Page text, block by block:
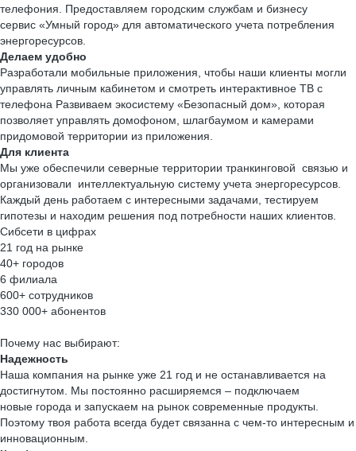
телефония. Предоставляем городским службам и бизнесу
сервис «Умный город» для автоматического учета потребления
энергоресурсов.
Делаем удобно
Разработали мобильные приложения, чтобы наши клиенты могли
управлять личным кабинетом и смотреть интерактивное ТВ с
телефона Развиваем экосистему «Безопасный дом», которая
позволяет управлять домофоном, шлагбаумом и камерами
придомовой территории из приложения.
Для клиента
Мы уже обеспечили северные территории транкинговой связью и
организовали интеллектуальную систему учета энергоресурсов.
Каждый день работаем с интересными задачами, тестируем
гипотезы и находим решения под потребности наших клиентов.
Сибсети в цифрах
21 год на рынке
40+ городов
6 филиала
600+ сотрудников
330 000+ абонентов
Почему нас выбирают:
Надежность
Наша компания на рынке уже 21 год и не останавливается на
достигнутом. Мы постоянно расширяемся – подключаем
новые города и запускаем на рынок современные продукты.
Поэтому твоя работа всегда будет связанна с чем-то интересным и
инновационным.